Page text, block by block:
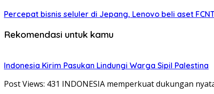
Percepat bisnis seluler di Jepang, Lenovo beli aset
Rekomendasi untuk kamu
Indonesia Kirim Pasukan Lindungi Warga Sipil Palestina
Post Views: 431 INDONESIA memperkuat dukungan